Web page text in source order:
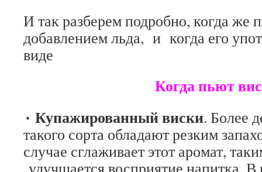
И так разберем подробно, когда же
добавлением льда, и когда его
виде
Когда пьют виски
٠ Купажированный виски. Более
такого сорта обладают резким
случае сглаживает этот аромат,
улучшается восприятие напитка. В